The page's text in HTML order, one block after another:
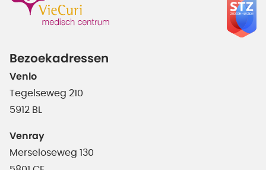
Bezoekadressen
Venlo
Tegelseweg 210
5912 BL
Venray
Merseloseweg 130